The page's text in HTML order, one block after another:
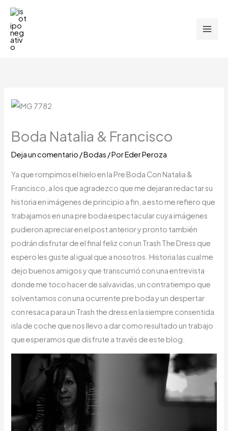
contenido
Boda Natalia & Francisco
Deja un comentario /Bodas / PorEder Peroza
Ya que rompimos el hielo en la Pre Boda Con Natalia &
Francisco, a los que agradezco que me dejaran redactar su
historia en imágenes de principio a fin, a esto me refiero que
trabajamos en una pre boda espectacular cuya imágenes
pudieron apreciar en el post anterior y pronto también
podrán disfrutar de el final feliz con un Trash The Dress que
espero les guste al igual que a nosotros. Historia las cual me
dejo buenos amigos y que transcurrió con una entrevista
donde me toco hacer de salvavidas, un contratiempo que
solventamos con una ocurrente pre boda y un despertar
con resaca para un Trash the dress en la siempre consentida
isla de coche que nos llevo a dar como resultado un trabajo
que esperamos que disfrute a través de este blog.